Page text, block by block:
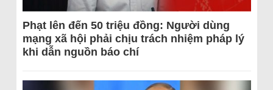
Phạt lên đến 50 triệu đồng: Người dùng
mạng xã hội phải chịu trách nhiệm pháp lý
khi dẫn nguồn báo chí